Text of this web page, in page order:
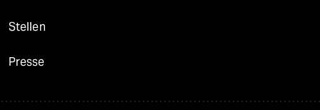
Stellen
Presse